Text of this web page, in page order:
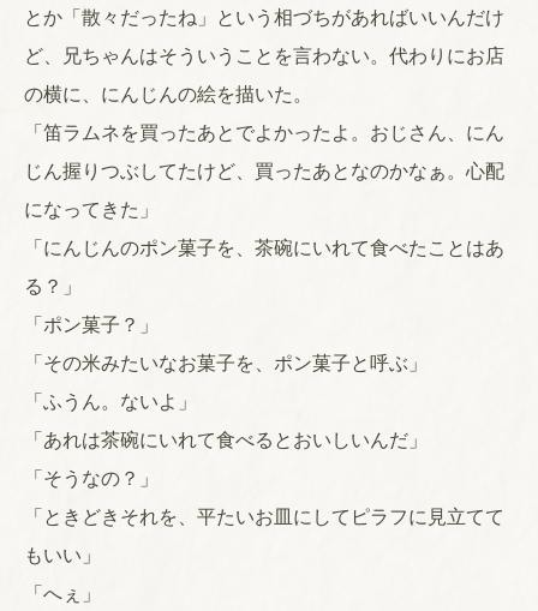
とか「散々だったね」という相づちがあればいいんだけ
ど、兄ちゃんはそういうことを言わない。代わりにお店
の横に、にんじんの絵を描いた。
「笛ラムネを買ったあとでよかったよ。おじさん、にん
じん握りつぶしてたけど、買ったあとなのかなぁ。心配
になってきた」
「にんじんのポン菓子を、茶碗にいれて食べたことはあ
る？」
「ポン菓子？」
「その米みたいなお菓子を、ポン菓子と呼ぶ」
「ふうん。ないよ」
「あれは茶碗にいれて食べるとおいしいんだ」
「そうなの？」
「ときどきそれを、平たいお皿にしてピラフに見立てて
もいい」
「へぇ」